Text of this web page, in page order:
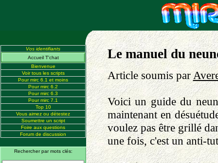
Vos identifiants
Accueil T'chat
Bienvenue
Voir tous les scripts
Pour mirc 6.1 et moins
Pour mirc 6.2
Pour mirc 6.3
Pour mirc 7.1
Top 10
Vous aimez ou détestez
Soumettre un script
Foire aux questions
Forum de discussion
Rechercher par mots clés:
Le manuel du
Article soumis par
Voici un guide du
maintenant en
voulez pas être grillé
une fois, c'est un anti-